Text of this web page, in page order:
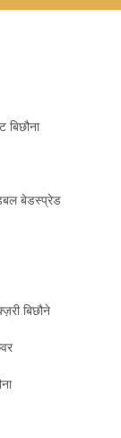
बिछौना
बेडस्प्रेड
बिछौने